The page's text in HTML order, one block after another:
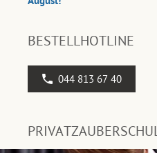
BESTELLHOTLINE
044 813 67 40